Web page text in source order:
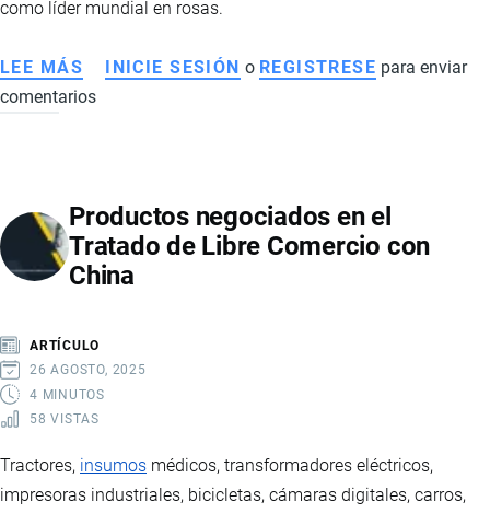
como líder mundial en rosas.
LEE MÁS SOBRE
EXPORTACIÓN
ECUADOR:
ESTADÍSTICAS,
MERCADOS
DEL
SECTOR
FLORÍCOLA
INICIE SESIÓN o REGISTRESE para enviar
comentarios
Productos negociados en el
Tratado de Libre Comercio con
China
ARTÍCULO
26 AGOSTO, 2025
4 MINUTOS
58 VISTAS
Tractores, insumos médicos, transformadores eléctricos,
impresoras industriales, bicicletas, cámaras digitales, carros,